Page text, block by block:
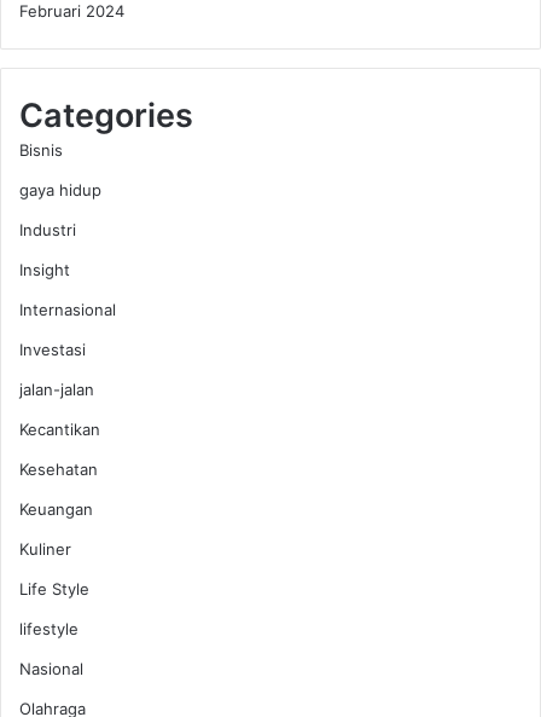
Februari 2024
Categories
Bisnis
gaya hidup
Industri
Insight
Internasional
Investasi
jalan-jalan
Kecantikan
Kesehatan
Keuangan
Kuliner
Life Style
lifestyle
Nasional
Olahraga